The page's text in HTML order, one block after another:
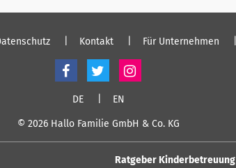
Kontakt Für Unternehmen
DE EN
© 2026 Hallo Familie GmbH & Co. KG
Ratgeber Kinderbetreuung